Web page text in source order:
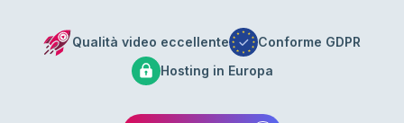
Qualità video eccellente
Conforme GDPR
Hosting in Europa